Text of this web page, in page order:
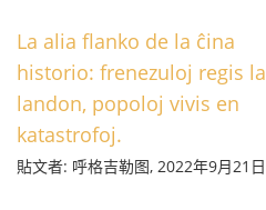
La alia flanko de la ĉina
historio: frenezuloj regis la
landon, popoloj vivis en
katastrofoj.
貼文者: 呼格吉勒图, 2022年9月21日